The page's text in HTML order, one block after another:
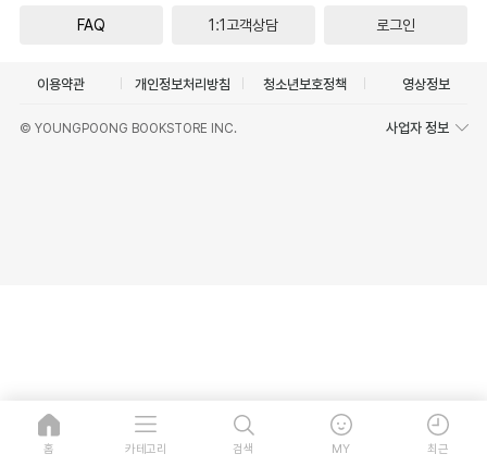
FAQ 1:1고객상담 로그인
이용약관 개인정보처리방침 청소년보호정책 영상정보
© YOUNGPOONG BOOKSTORE INC. 사업자 정보
홈 카테고리 검색 MY 최근